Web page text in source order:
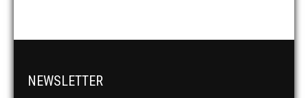
NEWSLETTER